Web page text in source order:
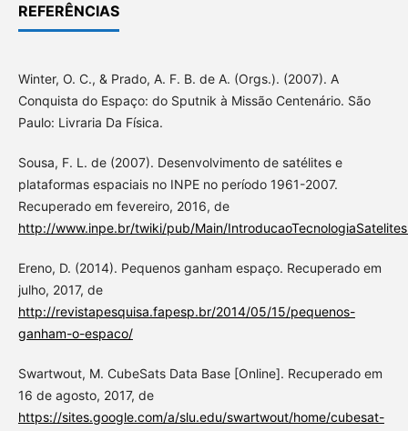
REFERÊNCIAS
Winter, O. C., & Prado, A. F. B. de A. (Orgs.). (2007). A
Conquista do Espaço: do Sputnik à Missão Centenário. São
Paulo: Livraria Da Física.
Sousa, F. L. de (2007). Desenvolvimento de satélites e
plataformas espaciais no INPE no período 1961-2007.
Recuperado em fevereiro, 2016, de
http://www.inpe.br/twiki/pub/Main/
Ereno, D. (2014). Pequenos ganham espaço. Recuperado em
julho, 2017, de
http://revistapesquisa.fapesp.br/2014/05/15/pequenos-
ganham-o-espaco/
Swartwout, M. CubeSats Data Base [Online]. Recuperado em
16 de agosto, 2017, de
https://sites.google.com/a/slu.edu/swartwout/home/cubesat-